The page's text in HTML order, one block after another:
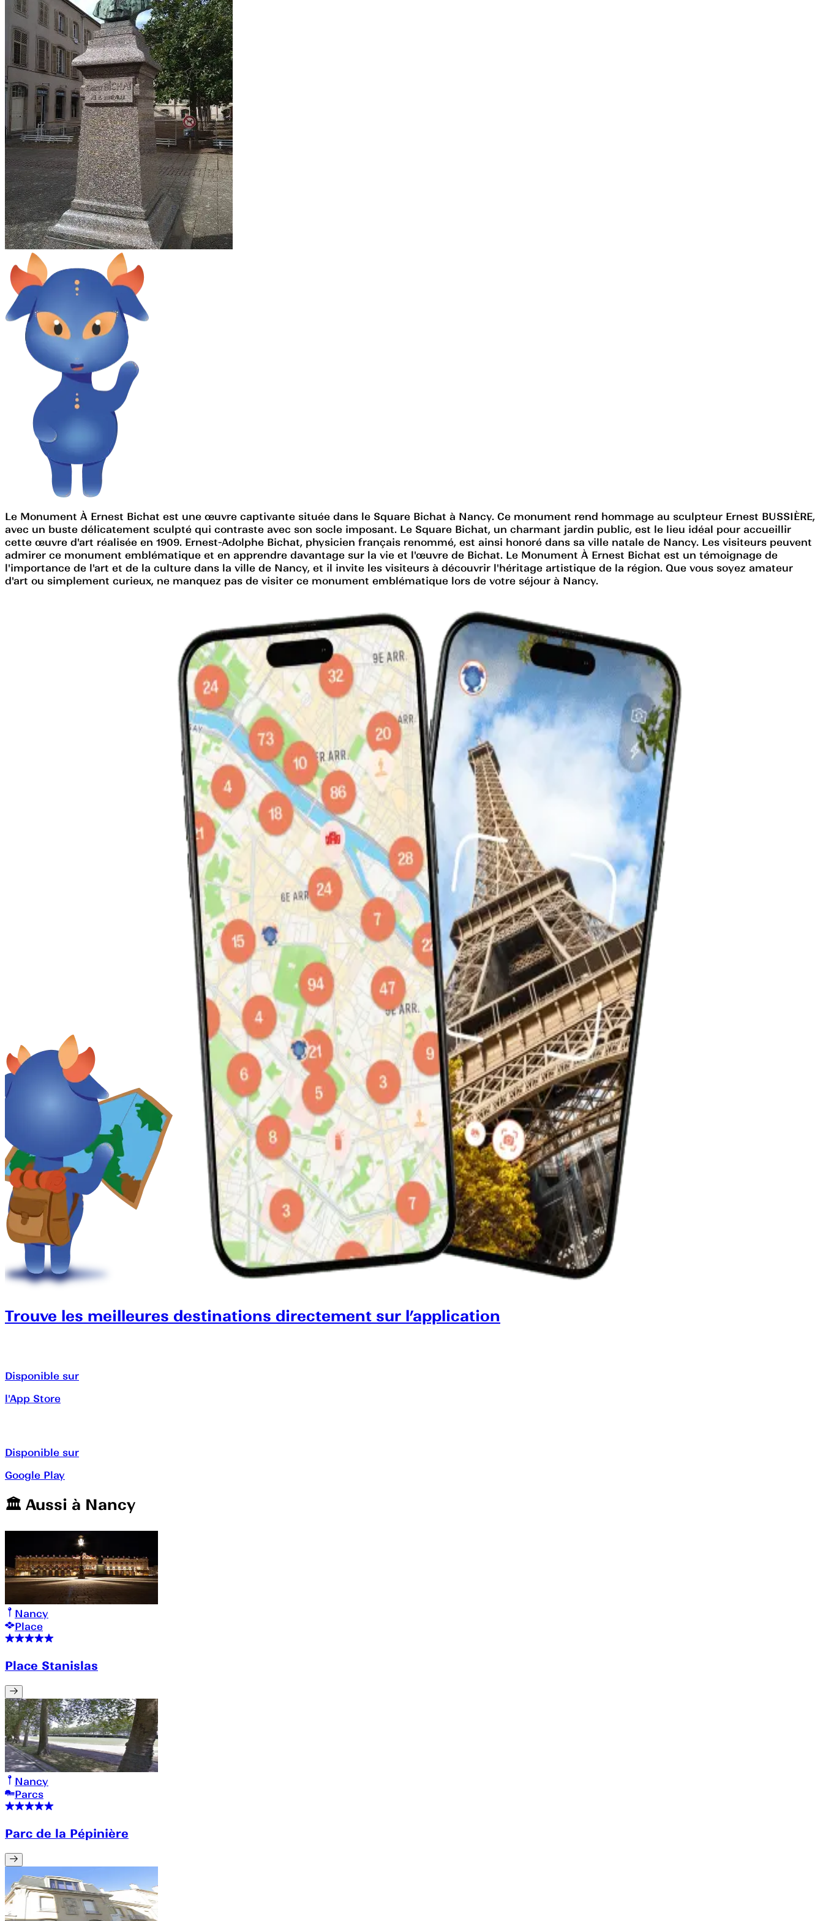
Le Monument À Ernest Bichat est une œuvre captivante située dans le Square Bichat à Nancy. Ce monument rend hommage au sculpteur Ernest BUSSIÈRE,
avec un buste délicatement sculpté qui contraste avec son socle imposant. Le Square Bichat, un charmant jardin public, est le lieu idéal pour accueillir
cette œuvre d'art réalisée en 1909. Ernest-Adolphe Bichat, physicien français renommé, est ainsi honoré dans sa ville natale de Nancy. Les visiteurs peuvent
admirer ce monument emblématique et en apprendre davantage sur la vie et l'œuvre de Bichat. Le Monument À Ernest Bichat est un témoignage de
l'importance de l'art et de la culture dans la ville de Nancy, et il invite les visiteurs à découvrir l'héritage artistique de la région. Que vous soyez amateur
d'art ou simplement curieux, ne manquez pas de visiter ce monument emblématique lors de votre séjour à Nancy.
Trouve les meilleures destinations directement sur l’application
Disponible sur
l'App Store
Disponible sur
Google Play
🏛️️ Aussi à Nancy
Nancy
Place
Place Stanislas
Nancy
Parcs
Parc de la Pépinière